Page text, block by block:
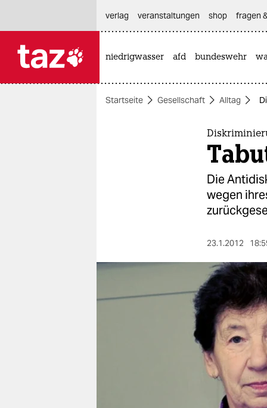
themen
berlin
nord
verlag
veranstaltungen shop fragen
niedrigwasser afd bundeswehr
Startseite Gesellschaft Alltag
Die
wegen
23.1.2012